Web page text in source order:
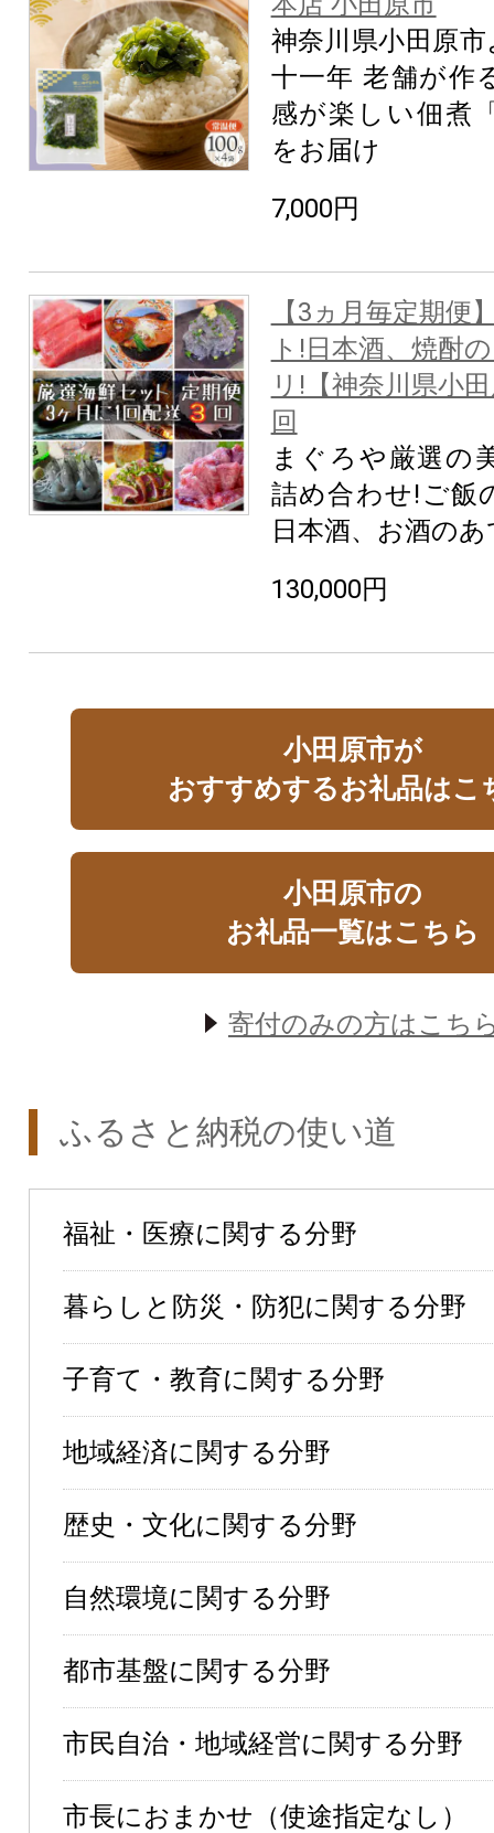
神奈川県小田原
十一年 老舗が作
感が楽しい佃煮
をお届け
7,000円
【3ヵ月毎定期便
ト!日本酒、焼酎
リ!【神奈川県小
回
まぐろや厳選の
詰め合わせ!ご飯
日本酒、お酒の
130,000円
小田原市が
おすすめするお礼品はこ
小田原市の
お礼品一覧はこちら
寄付のみの方はこち
ふるさと納税の使い道
福祉・医療に関する分野
暮らしと防災・防犯に関する分野
子育て・教育に関する分野
地域経済に関する分野
歴史・文化に関する分野
自然環境に関する分野
都市基盤に関する分野
市民自治・地域経営に関する分野
市長におまかせ（使途指定なし）